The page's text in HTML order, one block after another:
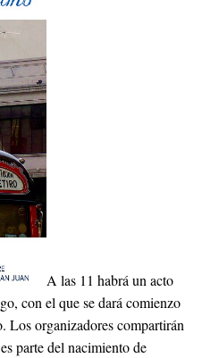
A las 11 habrá un acto
con el que se dará comienzo
Los organizadores compartirán
parte del nacimiento de